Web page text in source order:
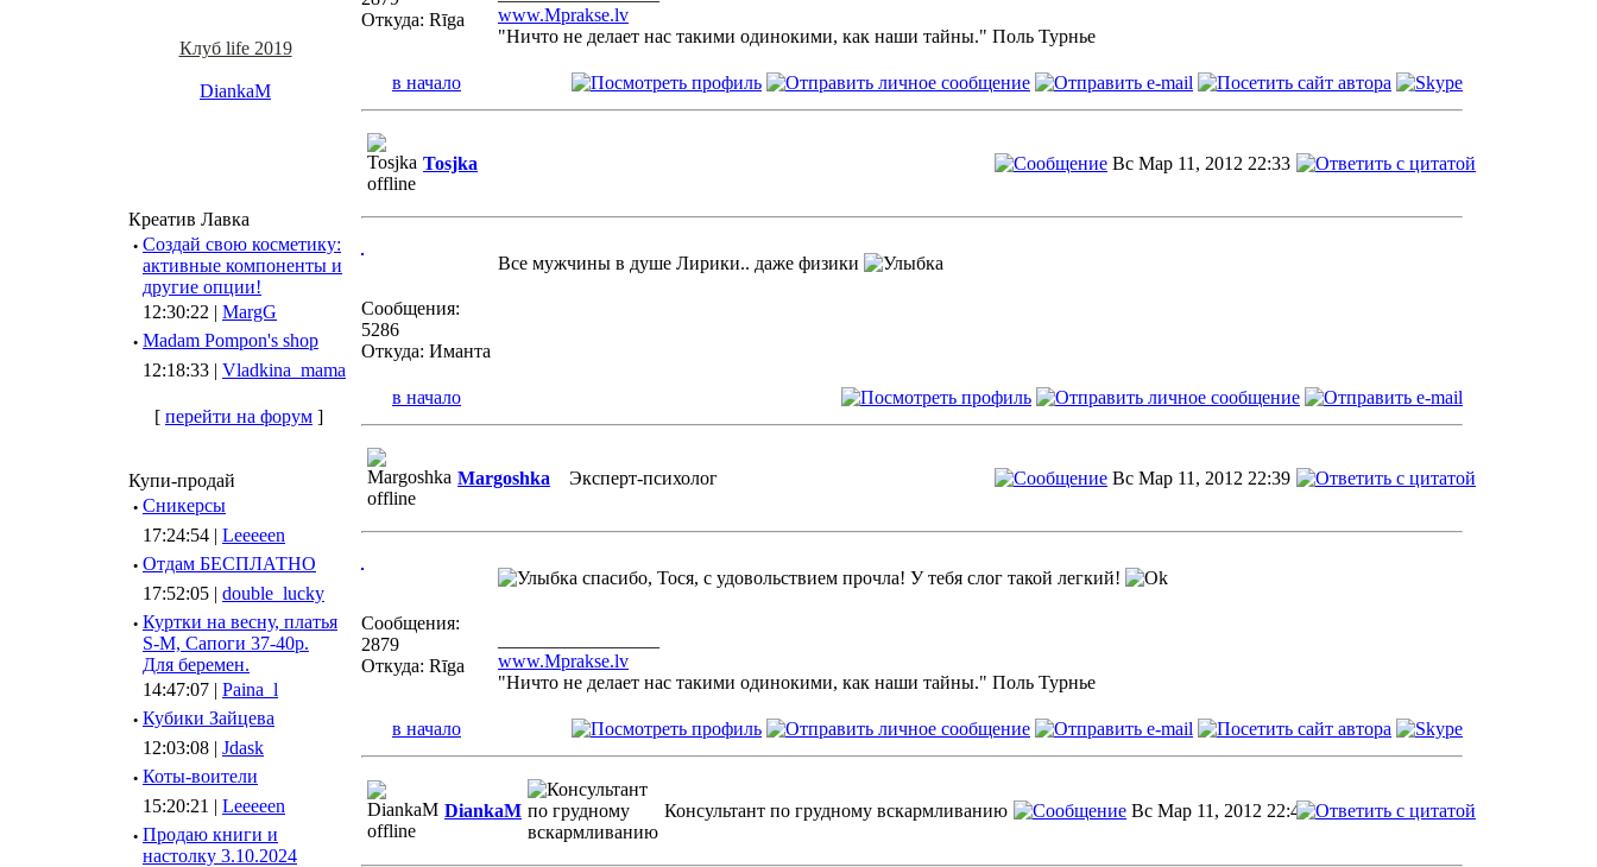
Клуб life 2019
DiankaM
Креатив Лавка
· Создай свою косметику:
активные компоненты и
другие опции!
12:30:22 | MargG
· Madam Pompon's shop
12:18:33 | Vladkina_mama
[ перейти на форум ]
Купи-продай
· Сникерсы
17:24:54 | Leeeeen
· Отдам БЕСПЛАТНО
17:52:05 | double_lucky
· Куртки на весну, платья
S-M, Сапоги 37-40р.
Для беремен.
14:47:07 | Paina_l
· Кубики Зайцева
12:03:08 | Jdask
· Коты-воители
15:20:21 | Leeeeen
· Продаю книги и
настолку 3.10.2024
Откуда: Rīga
www.Mprakse.lv
"Ничто не делает нас такими одинокими, как наши тайны." Поль Турнье
в начало
Tosjka Вс Мар 11, 2012 22:33
Сообщения:
5286
Откуда: Иманта
Все мужчины в душе Лирики.. даже физики
в начало
Margoshka Эксперт-психолог Вс Мар 11, 2012 22:39
Сообщения:
2879
Откуда: Rīga
спасибо, Тося, с удовольствием прочла! У тебя слог такой легкий!
www.Mprakse.lv
"Ничто не делает нас такими одинокими, как наши тайны." Поль Турнье
в начало
DiankaM Консультант по грудному вскармливанию Вс Мар 11, 2012 22:41